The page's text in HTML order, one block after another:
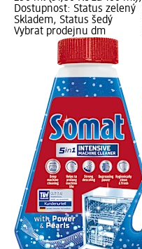
Dostupnost: Status zelený
Skladem, Status šedý
Vybrat prodejnu dm